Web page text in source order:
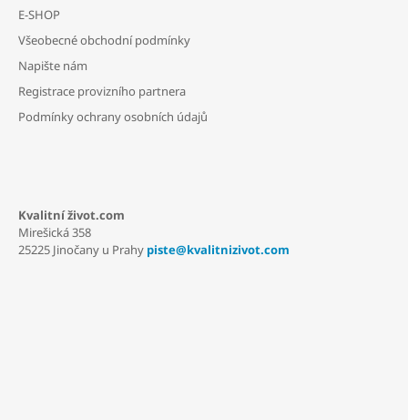
E-SHOP
Všeobecné obchodní podmínky
Napište nám
Registrace provizního partnera
Podmínky ochrany osobních údajů
Kvalitní život.com
Mirešická 358
25225 Jinočany u Prahy piste@kvalitnizivot.com